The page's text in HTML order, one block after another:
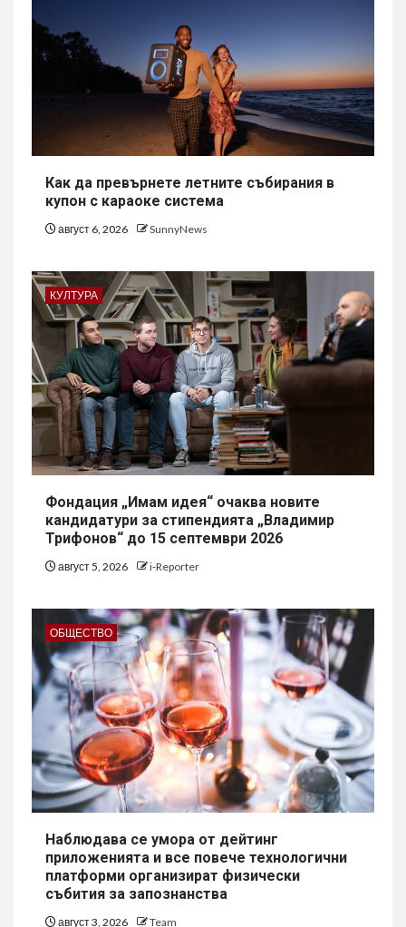
Как да превърнете летните събирания в
купон с караоке система
август 6, 2026 SunnyNews
КУЛТУРА
Фондация „Имам идея“ очаква новите
кандидатури за стипендията „Владимир
Трифонов“ до 15 септември 2026
август 5, 2026 i-Reporter
ОБЩЕСТВО
Наблюдава се умора от дейтинг
приложенията и все повече технологични
платформи организират физически
събития за запознанства
август 3, 2026 Team